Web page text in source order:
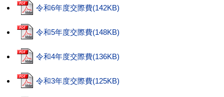
令和6年度交際費(142KB)
令和5年度交際費(148KB)
令和4年度交際費(136KB)
令和3年度交際費(125KB)